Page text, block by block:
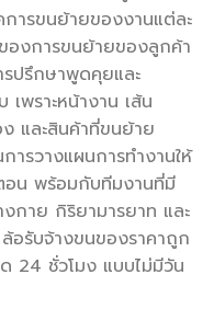
ารขนย้ายของงานแต่ละ
องการขนย้ายของลูกค้า
ปรึกษาพูดคุยและ
พราะหน้างาน เส้น
และสินค้าที่ขนย้าย
รวางแผนการทำงานให้
อน พร้อมกับทีมงานที่มี
กาย กิริยามารยาท และ
รับจ้างขนของราคาถูก
24 ชั่วโมง แบบไม่มีวัน